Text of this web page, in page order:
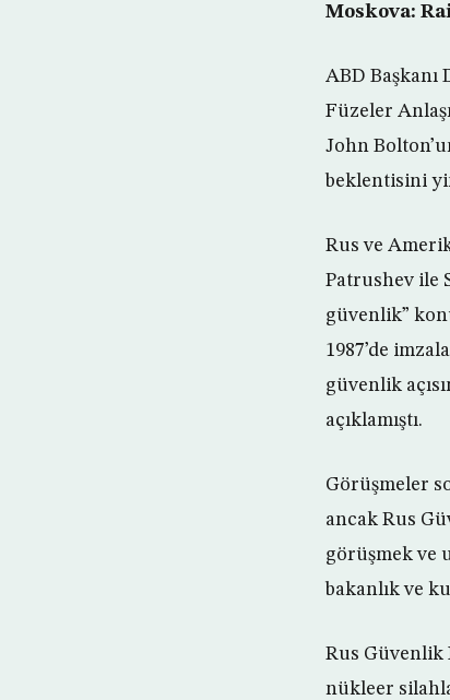
Moskova:
ABD Başkanı
Füzeler
John
beklentisini
Rus ve
Patrushev ile
güvenlik”
1987’de
güvenlik
açıklamıştı.
Görüşmeler
ancak Rus
görüşmek ve
bakanlık ve
Rus Güvenlik
nükleer